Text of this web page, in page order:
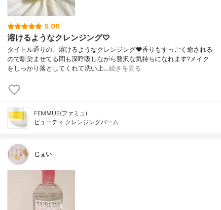
5.00
溶けるようなクレンジング♡
タイトル通りの、溶けるようなクレンジング❤️香りもすっごく癒される
ので馴染ませてる間も深呼吸しながら贅沢な気持ちになれます?メイク
をしっかり落としてくれて洗い上…続きを見る
FEMMUE(ファミュ)
ビューティ クレンジングバーム
じぇい